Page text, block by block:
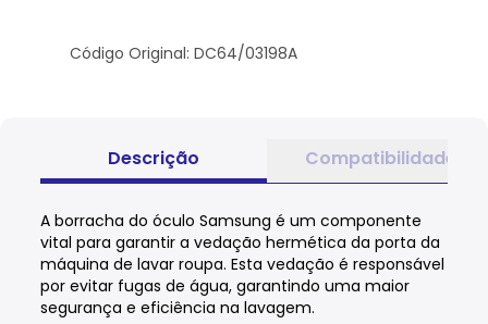
Código Original: DC64/03198A
Descrição Compatibilidade
A borracha do óculo Samsung é um componente
vital para garantir a vedação hermética da porta da
máquina de lavar roupa. Esta vedação é responsável
por evitar fugas de água, garantindo uma maior
segurança e eficiência na lavagem.